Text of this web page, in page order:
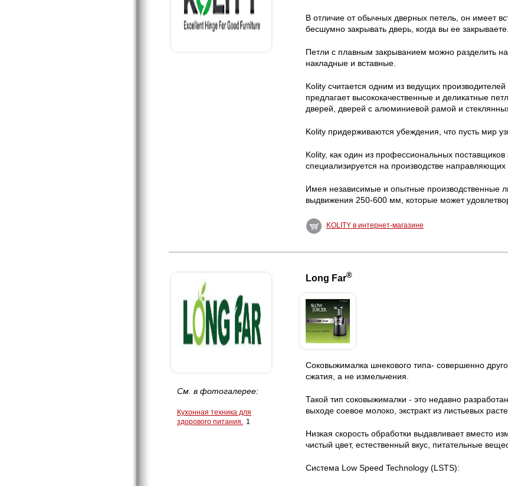
В отличие от обычных дверных петель, он имеет
бесшумно закрывать дверь, когда вы ее закрываете.
Петли с плавным закрыванием можно разделить
накладные и вставные.
Kolity считается одним из ведущих
предлагает высококачественные и деликатные
дверей, дверей с алюминиевой рамой и
Kolity придерживаются убеждения, что пусть мир
Kolity, как один из профессиональных
специализируется на производстве
Имея независимые и опытные производственные
выдвижения 250-600 мм, которые может
KOLITY в интернет-магазине
См. в фотогалерее:
Кухонная техника для
здорового питания. 1
Long Far®
Соковыжималка шнекового типа- совершенно
сжатия, а не измельчения.
Такой тип соковыжималки - это недавно
выходе соевое молоко, экстракт из листьевых
Низкая скорость обработки выдавливает вместо
чистый цвет, естественный вкус, питательные
Система Low Speed ​​Technology (LSTS):